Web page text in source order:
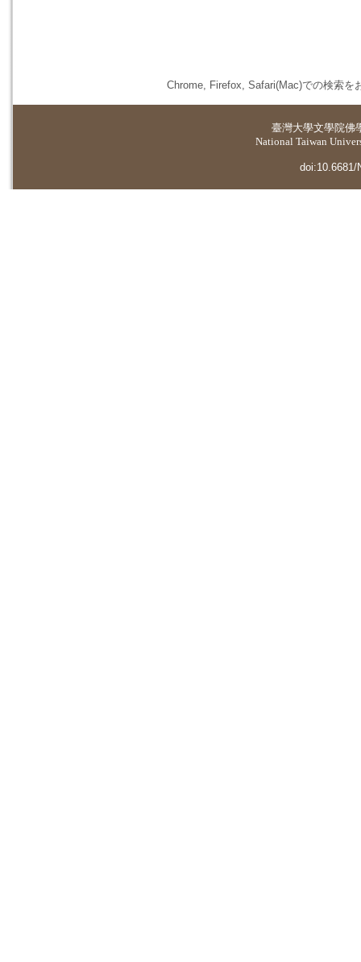
Chrome, Firefox, Safari(Mac)での検索を
臺灣大學文學院佛
National Taiwan
doi:10.6681/